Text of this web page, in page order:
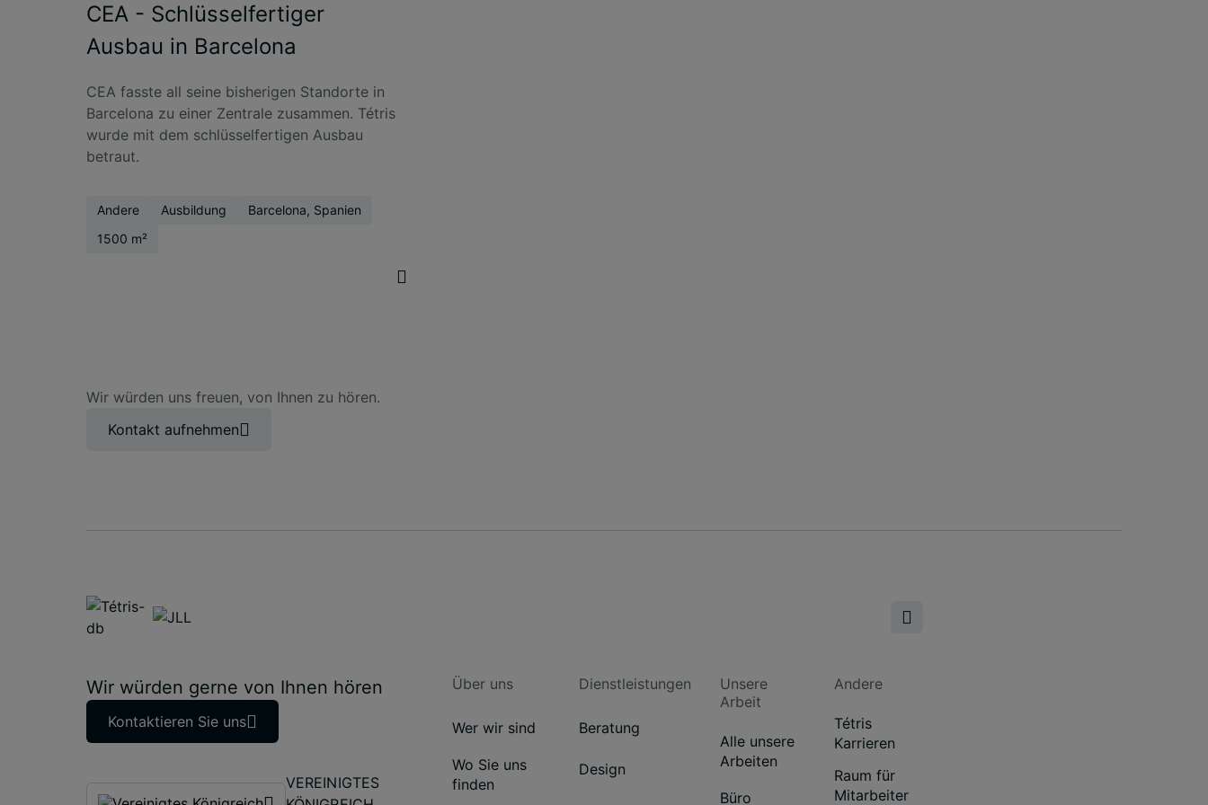
CEA - Schlüsselfertiger
Ausbau in Barcelona
CEA fasste all seine bisherigen Standorte in
Barcelona zu einer Zentrale zusammen. Tétris
wurde mit dem schlüsselfertigen Ausbau
betraut.
Andere Ausbildung
Barcelona, Spanien
1500 m²
Wir würden uns freuen, von Ihnen zu hören.
Kontakt aufnehmen
Über uns
Wer wir sind
Wo Sie uns
finden
Dienstleistungen
Beratung
Design
Unsere
Arbeit
Alle unsere
Arbeiten
Büro
Andere
Tétris
Karrieren
Raum für
Mitarbeiter
Wir würden gerne von Ihnen hören
Kontaktieren Sie uns
VEREINIGTES